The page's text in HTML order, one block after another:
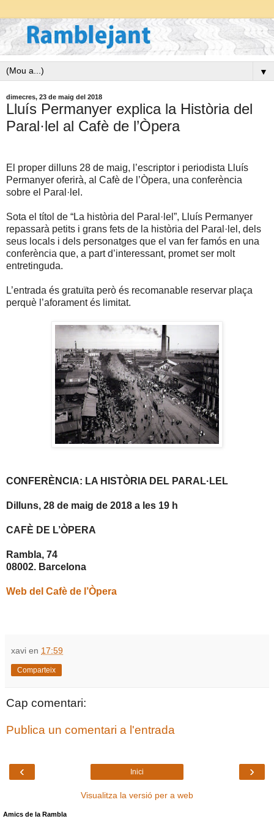
▼
dimecres, 23 de maig del 2018
Lluís Permanyer explica la Història del
Paral·lel al Cafè de l’Òpera
El proper dilluns 28 de maig, l’escriptor i periodista Lluís
Permanyer oferirà, al Cafè de l’Òpera, una conferència
sobre el Paral·lel.
Sota el títol de “La història del Paral·lel”, Lluís Permanyer
repassarà petits i grans fets de la història del Paral·lel, dels
seus locals i dels personatges que el van fer famós en una
conferència que, a part d’interessant, promet ser molt
entretinguda.
L’entrada és gratuïta però és recomanable reservar plaça
perquè l’aforament és limitat.
CONFERÈNCIA: LA HISTÒRIA DEL PARAL·LEL
Dilluns, 28 de maig de 2018 a les 19 h
CAFÈ DE L’ÒPERA
Rambla, 74
08002. Barcelona
Web del Cafè de l’Òpera
xavi en 17:59
Comparteix
Cap comentari:
Publica un comentari a l'entrada
‹ ›
Inici
Visualitza la versió per a web
Amics de la Rambla